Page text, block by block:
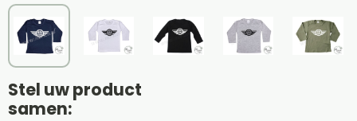
Stel uw product
samen: